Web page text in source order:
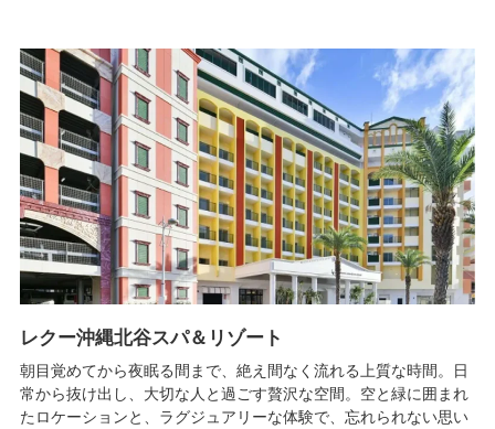
レクー沖縄北谷スパ＆リゾート
朝目覚めてから夜眠る間まで、絶え間なく流れる上質な時間。日
常から抜け出し、大切な人と過ごす贅沢な空間。空と緑に囲まれ
たロケーションと、ラグジュアリーな体験で、忘れられない思い